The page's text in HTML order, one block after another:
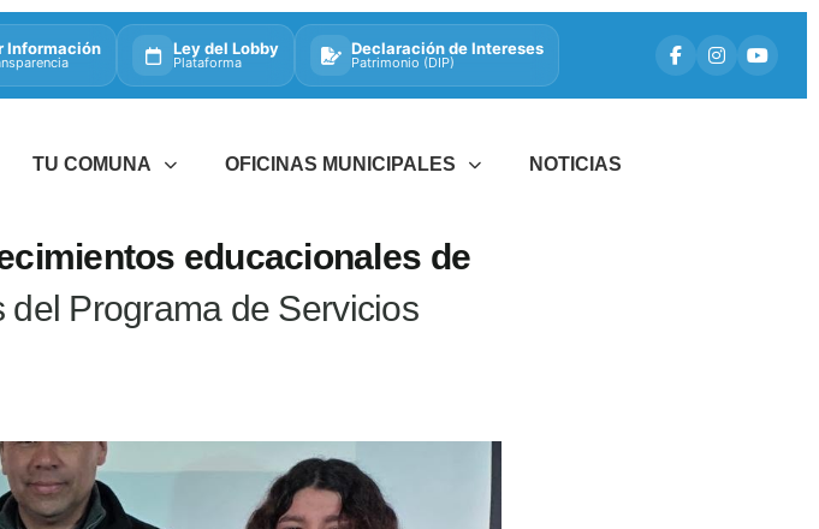
Información Ley del Lobby
Plataforma
Declaración de Intereses
Patrimonio (DIP)
TU COMUNA OFICINAS MUNICIPALES NOTICIAS
educacionales de
del Programa de Servicios